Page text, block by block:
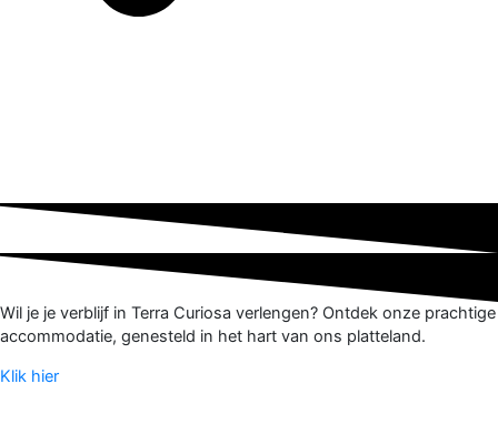
Wil je je verblijf in Terra Curiosa verlengen? Ontdek onze prachtige
accommodatie, genesteld in het hart van ons platteland.
Klik hier